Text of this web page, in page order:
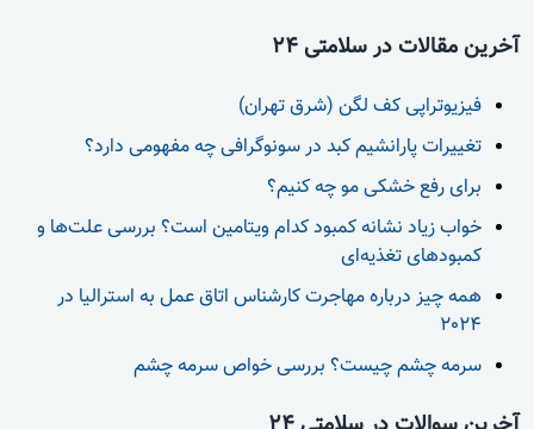
آخرین مقالات در سلامتی 24
فیزیوتراپی کف لگن (شرق تهران)
تغییرات پارانشیم کبد در سونوگرافی چه مفهومی دارد؟
برای رفع خشکی مو چه کنیم؟
خواب زیاد نشانه کمبود کدام ویتامین است؟ بررسی علت‌ها و
کمبودهای تغذیه‌ای
همه چیز درباره مهاجرت کارشناس اتاق عمل به استرالیا در
2024
سرمه چشم چیست؟ بررسی خواص سرمه چشم